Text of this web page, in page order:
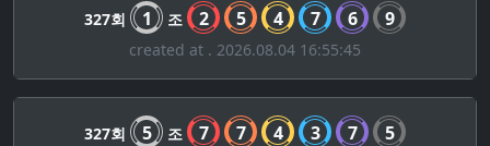
327회 1 조 2 5 4 7 6 9
created at . 2026.08.04 16:55:45
327회 5 조 7 7 4 3 7 5